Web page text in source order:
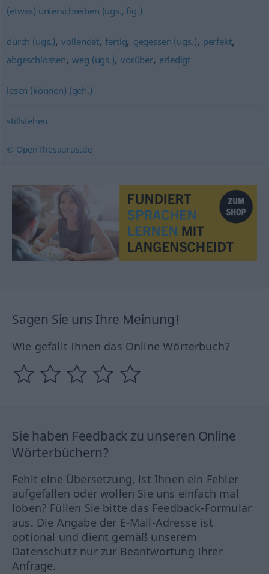
(etwas) unterschreiben (ugs., fig.)
durch (ugs.),vollendet,fertig, gegessen (ugs.), perfekt,
abgeschlossen,weg (ugs.),vorüber, erledigt
lesen (können) (geh.)
stillstehen
© OpenThesaurus.de
Sagen Sie uns Ihre Meinung!
Wie gefällt Ihnen das Online Wörterbuch?
Sie haben Feedback zu unseren Online
Wörterbüchern?
Fehlt eine Übersetzung, ist Ihnen ein Fehler
aufgefallen oder wollen Sie uns einfach mal
loben? Füllen Sie bitte das Feedback-Formular
aus. Die Angabe der E-Mail-Adresse ist
optional und dient gemäß unserem
Datenschutz nur zur Beantwortung Ihrer
Anfrage.